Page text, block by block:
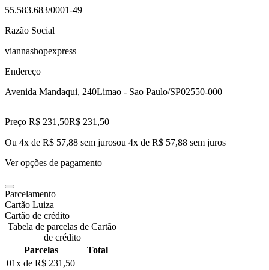
55.583.683/0001-49
Razão Social
viannashopexpress
Endereço
Avenida Mandaqui, 240Limao - Sao Paulo/SP02550-000
Preço R$ 231,50R$ 231 ,50
Ou 4x de R$ 57,88 sem jurosou 4x de R$ 57,88 sem juros
Ver opções de pagamento
Parcelamento
Cartão Luiza
Cartão de crédito
Tabela de parcelas de Cartão
de crédito
Parcelas
Total
01x de R$ 231,50